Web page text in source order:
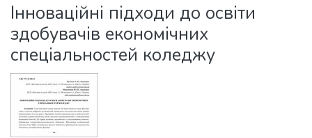
All of DSpace
Statistics
Інноваційні підходи до освіти
здобувачів економічних
спеціальностей коледжу